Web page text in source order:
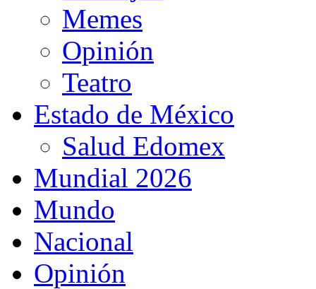
Memes
Opinión
Teatro
Estado de México
Salud Edomex
Mundial 2026
Mundo
Nacional
Opinión